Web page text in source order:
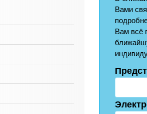
Вами
Вам всё